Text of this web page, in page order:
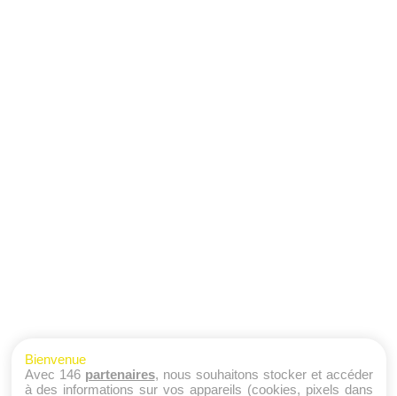
Bienvenue
Avec 146 partenaires, nous souhaitons stocker et accéder
à des informations sur vos appareils (cookies, pixels dans